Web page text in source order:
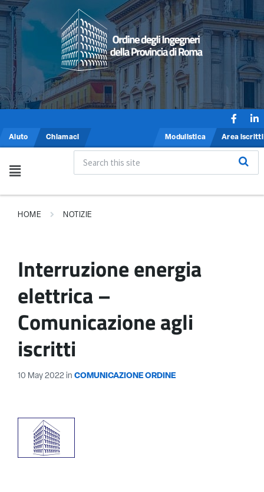
Aiuto Chiamaci Modulistica Area iscritti
HOME NOTIZIE
Interruzione energia
elettrica –
Comunicazione agli
iscritti
10 May 2022 in COMUNICAZIONE ORDINE